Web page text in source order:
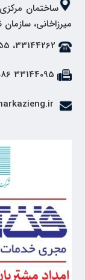
ساختمان
میرزاخانی،
33144262، 33145055، 33144660 086
33144095 086